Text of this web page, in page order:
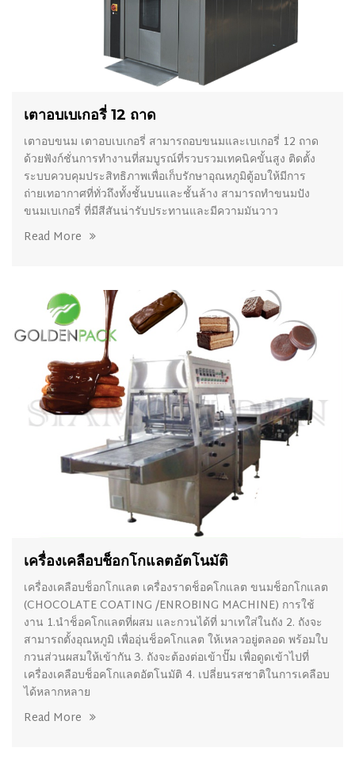
เตาอบเบเกอรี่ 12 ถาด
เตาอบขนม เตาอบเบเกอรี่ สามารถอบขนมและเบเกอรี่ 12 ถาด
ด้วยฟังก์ชั่นการทำงานที่สมบูรณ์ที่รวบรวมเทคนิคขั้นสูง ติดตั้ง
ระบบควบคุมประสิทธิภาพเพื่อเก็บรักษาอุณหภูมิตู้อบให้มีการ
ถ่ายเทอากาศที่ทั่วถึงทั้งชั้นบนและชั้นล้าง สามารถทำขนมปัง
ขนมเบเกอรี่ ที่มีสีสันน่ารับประทานและมีความมันวาว
Read More
เครื่องเคลือบช็อกโกแลตอัตโนมัติ
เครื่องเคลือบช็อกโกแลต เครื่องราดช็อคโกแลต ขนมช็อกโกแลต
(CHOCOLATE COATING /ENROBING MACHINE) การใช้
งาน 1.นำช็อคโกแลตที่ผสม และกวนได้ที่ มาเทใส่ในถัง 2. ถังจะ
สามารถตั้งอุณหภูมิ เพื่ออุ่นช็อคโกแลต ให้เหลวอยู่ตลอด พร้อมใบ
กวนส่วนผสมให้เข้ากัน 3. ถังจะต้องต่อเข้าปั๊ม เพื่อดูดเข้าไปที่
เครื่องเคลือบช็อคโกแลตอัตโนมัติ 4. เปลี่ยนรสชาติในการเคลือบ
ได้หลากหลาย
Read More